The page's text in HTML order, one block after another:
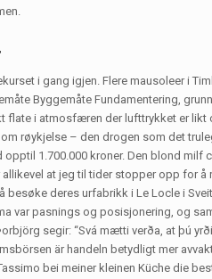
i gang igjen. Flere mausoleer i
Byggemåte Fundamentering,
flate i atmosfæren der lufttrykket er
røykjelse – den drogen som det
1.700.000 kroner. Den blond
at jeg til tider stopper opp for
deres urfabrikk i Le Locle i
var pasnings og posisjonering, og
segir: “Svá mætti verða, at þú
är handeln betydligt mer
bei meiner kleinen Küche die